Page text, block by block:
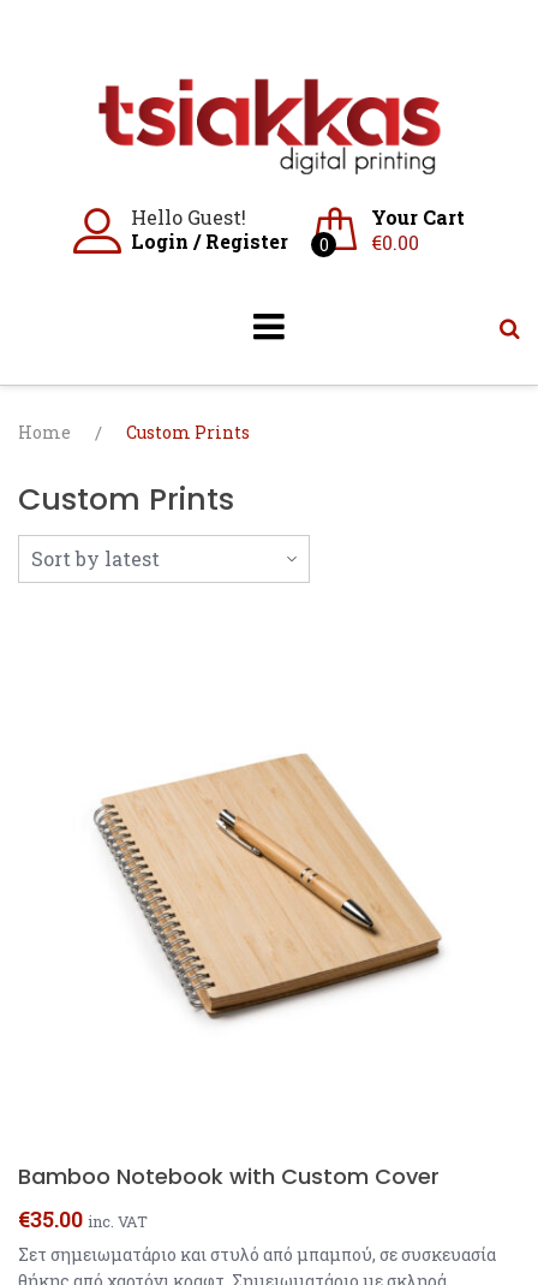
Hello Guest!
Login / Register 0
Your Cart
€0.00
Home / Custom Prints
Custom Prints
Bamboo Notebook with Custom Cover
€35.00 inc. VAT
Σετ σημειωματάριο και στυλό από μπαμπού, σε συσκευασία